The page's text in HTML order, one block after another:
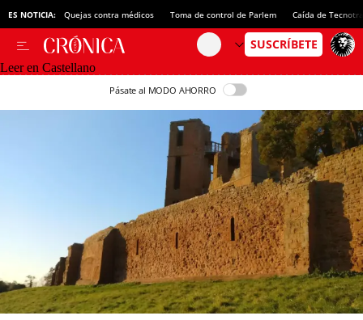
ES NOTICIA: Quejas contra médicos Toma de control de Parlem Caída de
Leer en Castellano
Pásate al MODO AHORRO